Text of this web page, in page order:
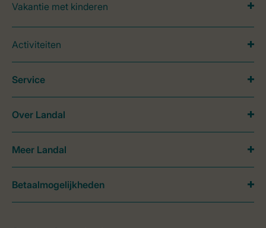
Vakantie met kinderen
Activiteiten
Service
Over Landal
Meer Landal
Betaalmogelijkheden